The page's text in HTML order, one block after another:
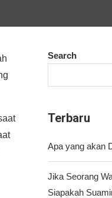
Search
Terbaru
Apa yang akan
Jika Seorang
Siapakah